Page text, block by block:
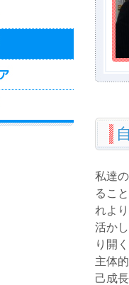
私達
るこ
れよ
活か
り開
主体
己成